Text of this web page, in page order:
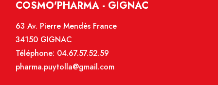
COSMO'PHARMA - GIGNAC
63 Av. Pierre Mendès France
34150 GIGNAC
Téléphone: 04.67.57.52.59
pharma.puytolla@gmail.com